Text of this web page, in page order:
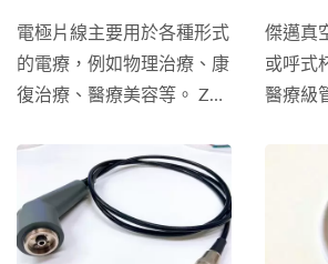
電極片線主要用於各種形式
的電療，例如物理治療、康
復治療、醫療美容等。 ZMI
線，可搭配不同種類的電極
片和電刺儀器，以滿足您的
需求。
傑邁真
或呼式
醫療級